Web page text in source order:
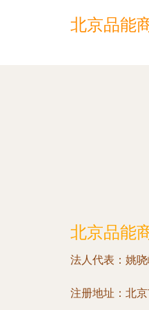
北京品能
北京品能
法人代表： 姚
注册地址： 北